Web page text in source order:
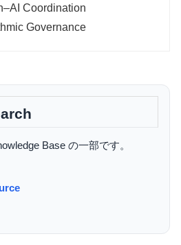
Coordination
Governance
Base の一部です。